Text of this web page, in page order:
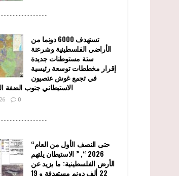
تستهدف 6000 دونما من
الأراضي الفلسطينية وشرعنة
ستة مستوطنات جديدة
إقرار مخططات توسعة رئيسية
في تجمع غوش عتصيون
الاستيطاني جنوب الضفة
0
“حتى النصف الأول من العام
2026 “, ” الاستيطان يلتهم
الأرض الفلسطينية: ما يزيد عن
22 ألف دونم مستهدفة و 19